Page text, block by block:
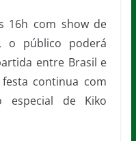
16h com show de
o público poderá
entre Brasil e
continua com
especial de Kiko